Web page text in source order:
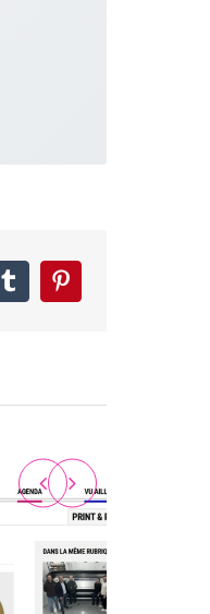
TumblrPinterest